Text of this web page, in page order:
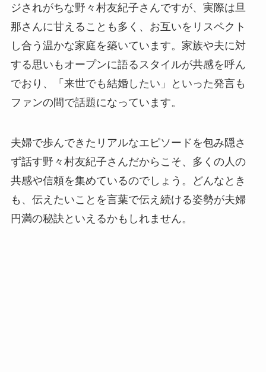
ジされがちな野々村友紀子さんですが、実際は旦
那さんに甘えることも多く、お互いをリスペクト
し合う温かな家庭を築いています。家族や夫に対
する思いもオープンに語るスタイルが共感を呼ん
でおり、「来世でも結婚したい」といった発言も
ファンの間で話題になっています。
夫婦で歩んできたリアルなエピソードを包み隠さ
ず話す野々村友紀子さんだからこそ、多くの人の
共感や信頼を集めているのでしょう。どんなとき
も、伝えたいことを言葉で伝え続ける姿勢が夫婦
円満の秘訣といえるかもしれません。